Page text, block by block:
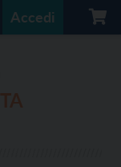
Accedi